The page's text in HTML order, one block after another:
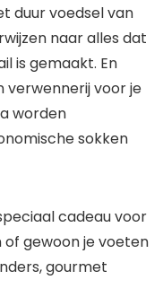
duur voedsel van
naar alles dat
is gemaakt. En
verwennerij voor je
worden
sokken
cadeau voor
gewoon je voeten
gourmet